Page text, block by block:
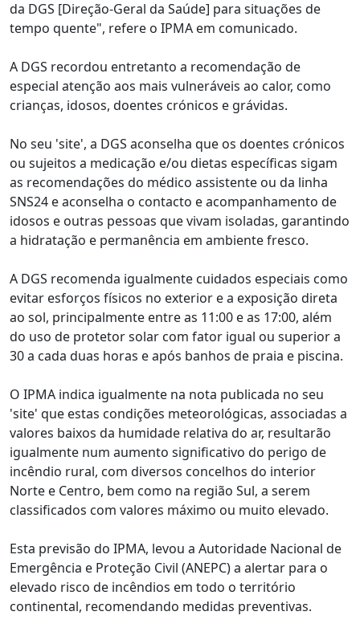
da DGS [Direção-Geral da Saúde] para situações de
tempo quente", refere o IPMA em comunicado.
A DGS recordou entretanto a recomendação de
especial atenção aos mais vulneráveis ao calor, como
crianças, idosos, doentes crónicos e grávidas.
No seu 'site', a DGS aconselha que os doentes crónicos
ou sujeitos a medicação e/ou dietas específicas sigam
as recomendações do médico assistente ou da linha
SNS24 e aconselha o contacto e acompanhamento de
idosos e outras pessoas que vivam isoladas, garantindo
a hidratação e permanência em ambiente fresco.
A DGS recomenda igualmente cuidados especiais como
evitar esforços físicos no exterior e a exposição direta
ao sol, principalmente entre as 11:00 e as 17:00, além
do uso de protetor solar com fator igual ou superior a
30 a cada duas horas e após banhos de praia e piscina.
O IPMA indica igualmente na nota publicada no seu
'site' que estas condições meteorológicas, associadas a
valores baixos da humidade relativa do ar, resultarão
igualmente num aumento significativo do perigo de
incêndio rural, com diversos concelhos do interior
Norte e Centro, bem como na região Sul, a serem
classificados com valores máximo ou muito elevado.
Esta previsão do IPMA, levou a Autoridade Nacional de
Emergência e Proteção Civil (ANEPC) a alertar para o
elevado risco de incêndios em todo o território
continental, recomendando medidas preventivas.